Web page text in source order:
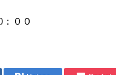
００